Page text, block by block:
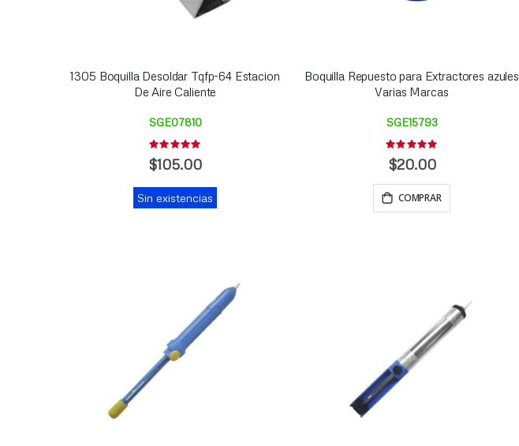
1305 Boquilla Desoldar Tqfp-64 Estacion
De Aire Caliente
SGE07810
Rating:
0%
$105.00
Sin existencias
Boquilla Repuesto para Extractores azules
Varias Marcas
SGE15793
Rating:
0%
$20.00
COMPRAR